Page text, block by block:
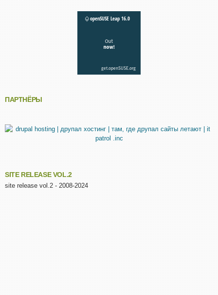
ПАРТНЁРЫ
SITE RELEASE VOL.2
site release vol.2 - 2008-2024